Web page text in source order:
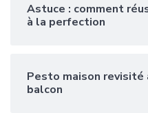
Astuce : comment
à la perfection
Pesto maison revisité
balcon